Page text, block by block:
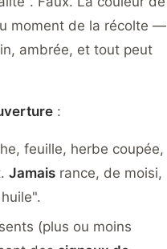
moment de la récolte —
ambrée, et tout peut
:
feuille, herbe coupée,
Jamaisrance, de moisi,
(plus ou moins